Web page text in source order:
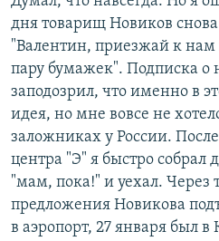
дня товарищ Новиков
"Валентин, приезжай к
пару бумажек". Подписка о
заподозрил, что именно в
идея, но мне вовсе не
заложниках у России.
центра "Э" я быстро собрал
"мам, пока!" и уехал. Через
предложения Новикова
в аэропорт, 27 января был